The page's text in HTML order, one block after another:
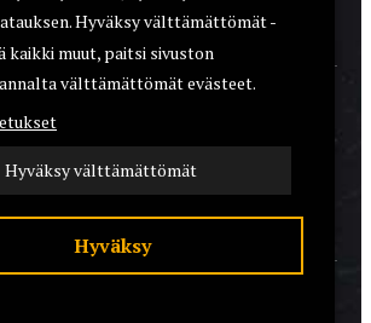
KOIRAT
YHTEYSTIEDOT
REKISTERISELOSTE
EVÄSTEET
Hyväksy välttämättömät -
kaikki muut, paitsi sivuston
välttämättömät evästeet.
Hyväksy välttämättömät
Hyväksy